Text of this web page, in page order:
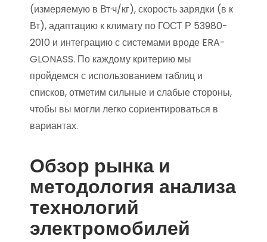
(измеряемую в Вт·ч/кг), скорость зарядки (в к
Вт), адаптацию к климату по ГОСТ Р 53980-
2010 и интеграцию с системами вроде ERA-
GLONASS. По каждому критерию мы
пройдемся с использованием таблиц и
списков, отметим сильные и слабые стороны,
чтобы вы могли легко сориентироваться в
вариантах.
Обзор рынка и
методология анализа
технологий
электромобилей